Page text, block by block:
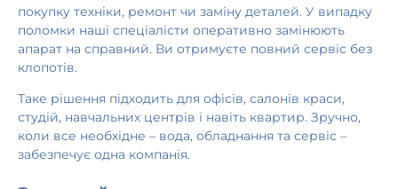
покупку техніки, ремонт чи заміну деталей. У випадку
поломки наші спеціалісти оперативно замінюють
апарат на справний. Ви отримуєте повний сервіс без
клопотів.
Таке рішення підходить для офісів, салонів краси,
студій, навчальних центрів і навіть квартир. Зручно,
коли все необхідне – вода, обладнання та сервіс –
забезпечує одна компанія.